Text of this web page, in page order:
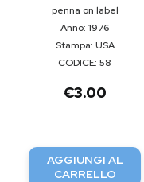
penna on label
Anno: 1976
Stampa: USA
CODICE: 58
€3.00
AGGIUNGI AL
CARRELLO